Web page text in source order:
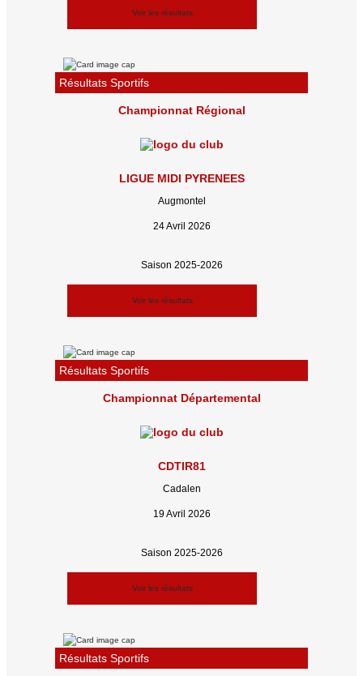
Voir les résultats
Résultats Sportifs
Championnat Régional
LIGUE MIDI PYRENEES
Augmontel
24 Avril 2026
Saison 2025-2026
Voir les résultats
Résultats Sportifs
Championnat Départemental
CDTIR81
Cadalen
19 Avril 2026
Saison 2025-2026
Voir les résultats
Résultats Sportifs